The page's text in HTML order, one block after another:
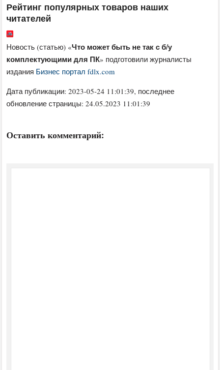
Рейтинг популярных товаров наших
читателей
Новость (статью) «Что может быть не так с б/у
комплектующими для ПК» подготовили журналисты
издания Бизнес портал fdlx.com
Дата публикации:2023-05-24 11:01:39, последнее
обновление страницы: 24.05.2023 11:01:39
Оставить комментарий: